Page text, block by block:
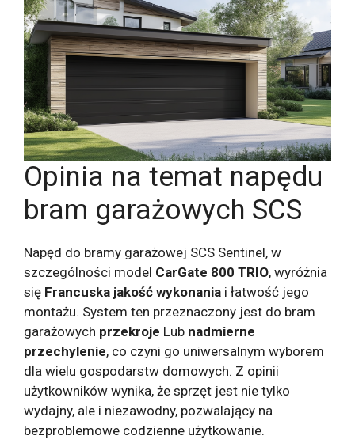
Opinia na temat napędu
bram garażowych SCS
Napęd do bramy garażowej SCS Sentinel, w
szczególności model CarGate 800 TRIO, wyróżnia
się Francuska jakość wykonania i łatwość jego
montażu. System ten przeznaczony jest do bram
garażowych przekroje Lub nadmierne
przechylenie, co czyni go uniwersalnym wyborem
dla wielu gospodarstw domowych. Z opinii
użytkowników wynika, że ​​sprzęt jest nie tylko
wydajny, ale i niezawodny, pozwalający na
bezproblemowe codzienne użytkowanie.